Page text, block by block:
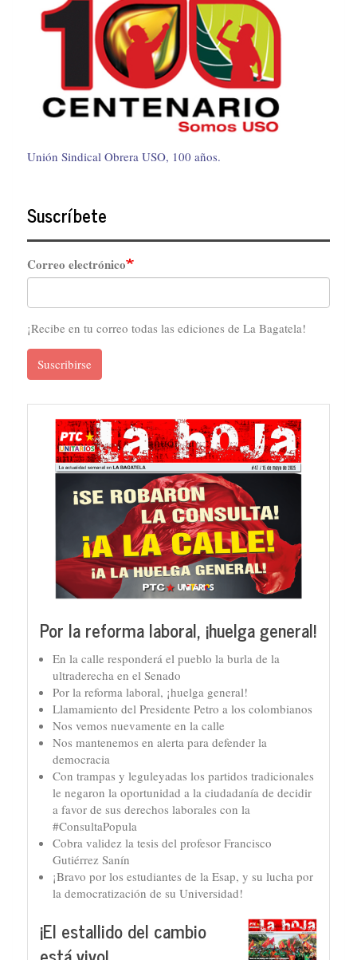
Unión Sindical Obrera USO, 100 años.
Suscríbete
Correo electrónico
¡Recibe en tu correo todas las ediciones de La Bagatela!
Suscribirse
Por la reforma laboral, ¡huelga general!
En la calle responderá el pueblo la burla de la
ultraderecha en el Senado
Por la reforma laboral, ¡huelga general!
Llamamiento del Presidente Petro a los colombianos
Nos vemos nuevamente en la calle
Nos mantenemos en alerta para defender la
democracia
Con trampas y leguleyadas los partidos tradicionales
le negaron la oportunidad a la ciudadanía de decidir
a favor de sus derechos laborales con la
#ConsultaPopula
Cobra validez la tesis del profesor Francisco
Gutiérrez Sanín
¡Bravo por los estudiantes de la Esap, y su lucha por
la democratización de su Universidad!
¡El estallido del cambio